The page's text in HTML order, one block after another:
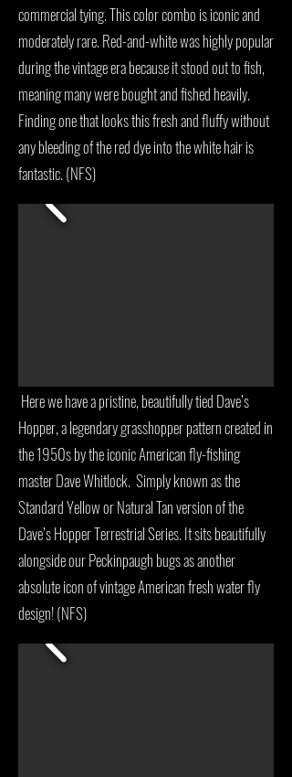
commercial tying. This color combo is iconic and
moderately rare. Red-and-white was highly popular
during the vintage era because it stood out to fish,
meaning many were bought and fished heavily.
Finding one that looks this fresh and fluffy without
any bleeding of the red dye into the white hair is
fantastic. (NFS)
Here we have a pristine, beautifully tied Dave’s
Hopper, a legendary grasshopper pattern created in
the 1950s by the iconic American fly-fishing
master Dave Whitlock. Simply known as the
Standard Yellow or Natural Tan version of the
Dave’s Hopper Terrestrial Series. It sits beautifully
alongside our Peckinpaugh bugs as another
absolute icon of vintage American fresh water fly
design! (NFS)